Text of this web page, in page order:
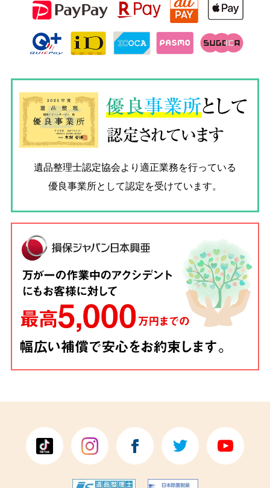
優良事業所として
認定されています
遺品整理士認定協会より適正業務を行っている
優良事業所として認定を受けています。